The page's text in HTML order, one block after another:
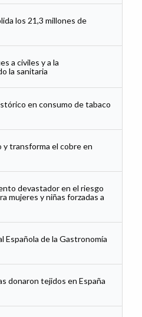
los 21,3 millones de
a civiles y a la
la sanitaria
en consumo de tabaco
y transforma el cobre en
devastador en el riesgo
mujeres y niñas forzadas a
Española de la Gastronomía
donaron tejidos en España